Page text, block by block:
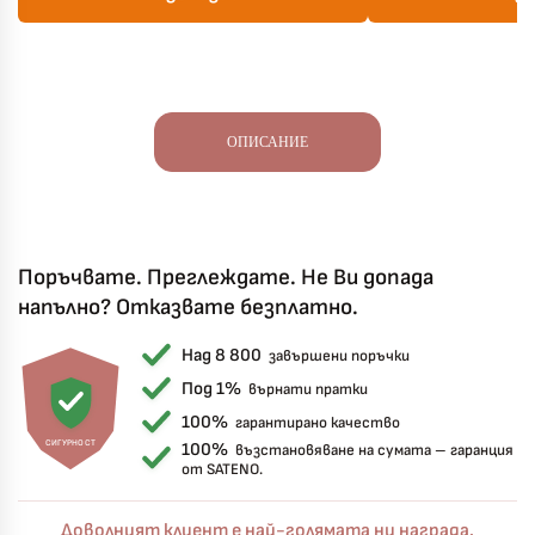
ОПИСАНИЕ
Поръчвате. Преглеждате. Не Ви допада
напълно? Отказвате безплатно.
СИГУРНОСТ
Над 8 800 завършени поръчки
Под 1% върнати пратки
100% гарантирано качество
100% възстановяване на сумата – гаранция
от SATENO.